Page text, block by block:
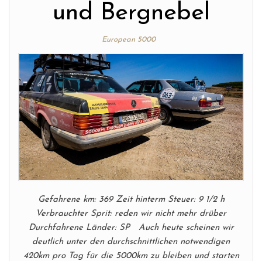
und Bergnebel
European 5000
Gefahrene km: 369 Zeit hinterm Steuer: 9 1/2 h
Verbrauchter Sprit: reden wir nicht mehr drüber
Durchfahrene Länder: SP Auch heute scheinen wir
deutlich unter den durchschnittlichen notwendigen
420km pro Tag für die 5000km zu bleiben und starten